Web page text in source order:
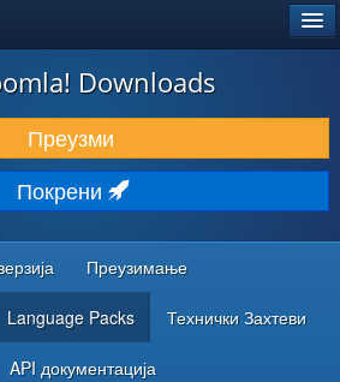
(ЕКСТЕНЗИЈЕ)
Downloads
Преузми
Покрени
Преузимање
Language Packs Технички Захтеви
API документација